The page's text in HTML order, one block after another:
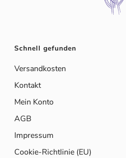
Schnell gefunden
Versandkosten
Kontakt
Mein Konto
AGB
Impressum
Cookie-Richtlinie (EU)